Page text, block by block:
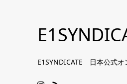
E1SYNDICATE 日本公式オ